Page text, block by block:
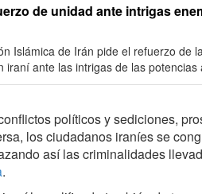
de unidad ante intrigas
Islámica de Irán pide el refuerzo de
iraní ante las intrigas de las potencias
políticos y sediciones,
los ciudadanos iraníes se
así las criminalidades
.